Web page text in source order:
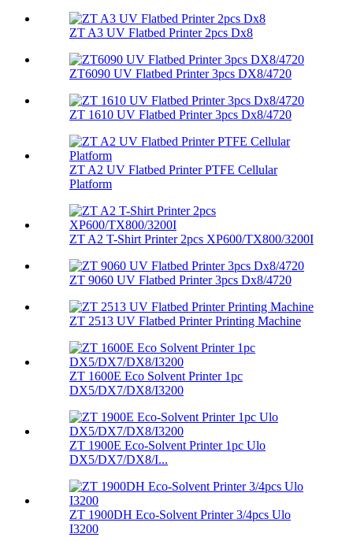
ZT A3 UV Flatbed Printer 2pcs Dx8
ZT6090 UV Flatbed Printer 3pcs DX8/4720
ZT 1610 UV Flatbed Printer 3pcs Dx8/4720
ZT A2 UV Flatbed Printer PTFE Cellular
Platform
ZT A2 T-Shirt Printer 2pcs XP600/TX800/3200I
ZT 9060 UV Flatbed Printer 3pcs Dx8/4720
ZT 2513 UV Flatbed Printer Printing Machine
ZT 1600E Eco Solvent Printer 1pc
DX5/DX7/DX8/I3200
ZT 1900E Eco-Solvent Printer 1pc Ulo
DX5/DX7/DX8/I...
ZT 1900DH Eco-Solvent Printer 3/4pcs Ulo
I3200